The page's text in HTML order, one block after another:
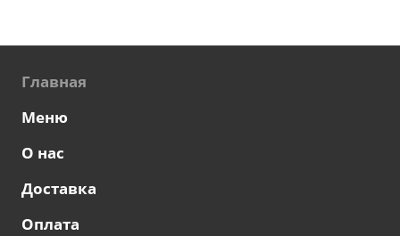
Главная
Меню
О нас
Доставка
Оплата